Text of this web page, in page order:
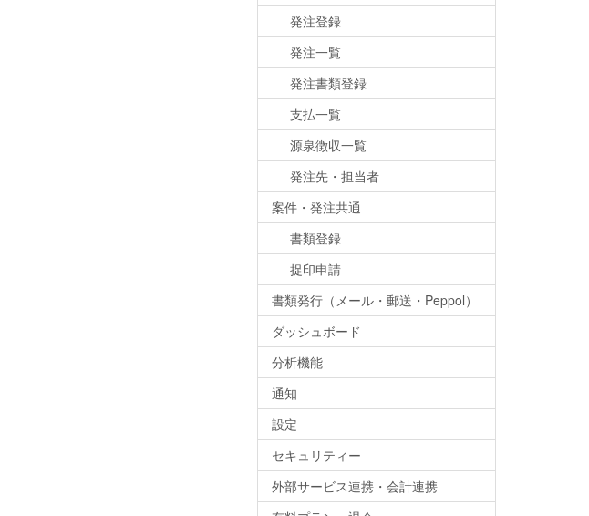
発注登録
発注一覧
発注書類登録
支払一覧
源泉徴収一覧
発注先・担当者
案件・発注共通
書類登録
捉印申請
書類発行（メール・郵送・Peppol）
ダッシュボード
分析機能
通知
設定
セキュリティー
外部サービス連携・会計連携